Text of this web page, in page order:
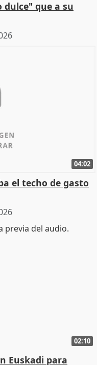
dulce" que a su
04:02
el techo de gasto
02:10
Euskadi para